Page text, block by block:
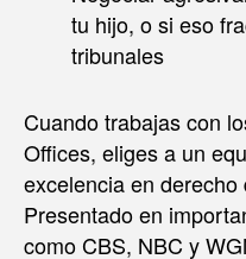
tu hijo, o si eso
tribunales
Cuando trabajas con
Offices, eliges a un
excelencia en
Presentado en
como CBS, NBC y